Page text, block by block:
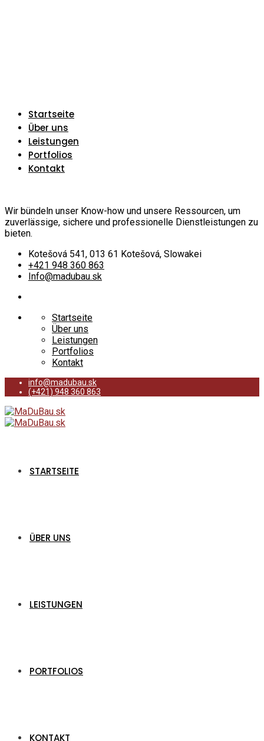
Startseite
Über uns
Leistungen
Portfolios
Kontakt
Wir bündeln unser Know-how und unsere Ressourcen, um
zuverlässige, sichere und professionelle Dienstleistungen zu
bieten.
Kotešová 541, 013 61 Kotešová, Slowakei
+421 948 360 863
Info@madubau.sk
Startseite
Über uns
Leistungen
Portfolios
Kontakt
info@madubau.sk
(+421) 948 360 863
STARTSEITE
ÜBER UNS
LEISTUNGEN
PORTFOLIOS
KONTAKT